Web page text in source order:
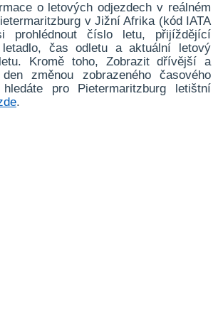
o letových odjezdech v reálném
v Jižní Afrika (kód IATA
prohlédnout číslo letu, přijíždějící
čas odletu a aktuální letový
Kromě toho, Zobrazit dřívější a
změnou zobrazeného časového
pro Pietermaritzburg letištní
.